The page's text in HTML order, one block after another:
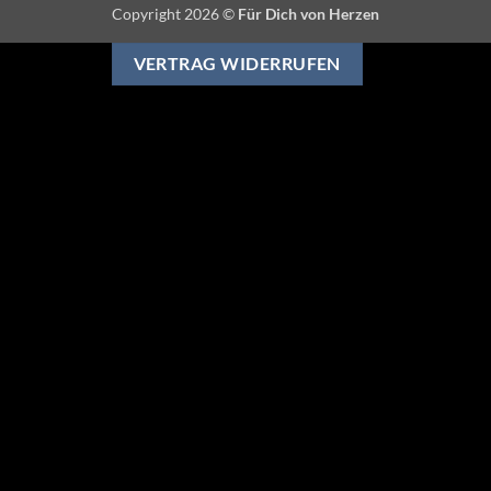
Copyright 2026 © Für Dich von Herzen
VERTRAG WIDERRUFEN